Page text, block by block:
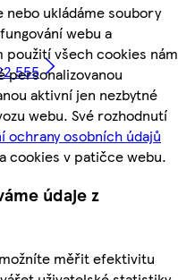
nebo ukládáme soubory
webu a
použití všech cookies nám
personalizovanou
aktivní jen nezbytné
webu. Své rozhodnutí
ochrany osobních údajů
cookies v patičce webu.
údaje z
měřit efektivitu
555